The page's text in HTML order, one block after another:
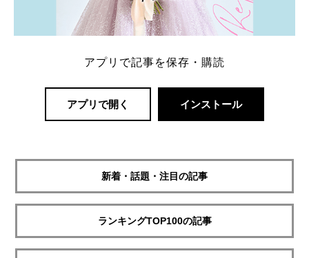
アプリで記事を保存・購読
アプリで開く インストール
新着・話題・注目の記事
ランキングTOP100の記事